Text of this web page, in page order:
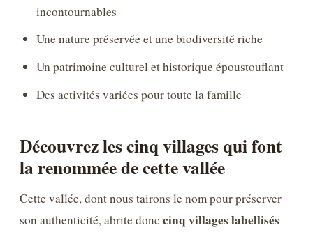
incontournables
Une nature préservée et une biodiversité riche
Un patrimoine culturel et historique époustouflant
Des activités variées pour toute la famille
Découvrez les cinq villages qui font
la renommée de cette vallée
Cette vallée, dont nous tairons le nom pour préserver
son authenticité, abrite donc cinq villages labellisés